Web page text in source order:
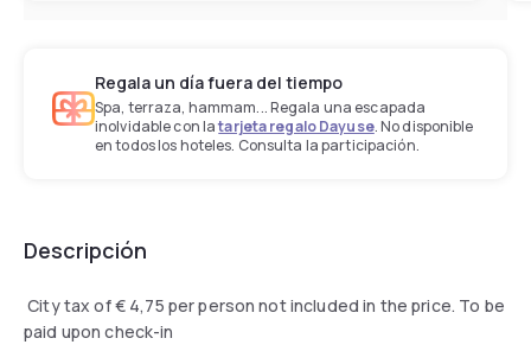
Regala un día fuera del tiempo
Spa, terraza, hammam... Regala una escapada
inolvidable con latarjeta regalo Dayuse. No disponible
en todos los hoteles. Consulta la participación.
Descripción
City tax of € 4,75 per person not included in the price. To be
paid upon check-in